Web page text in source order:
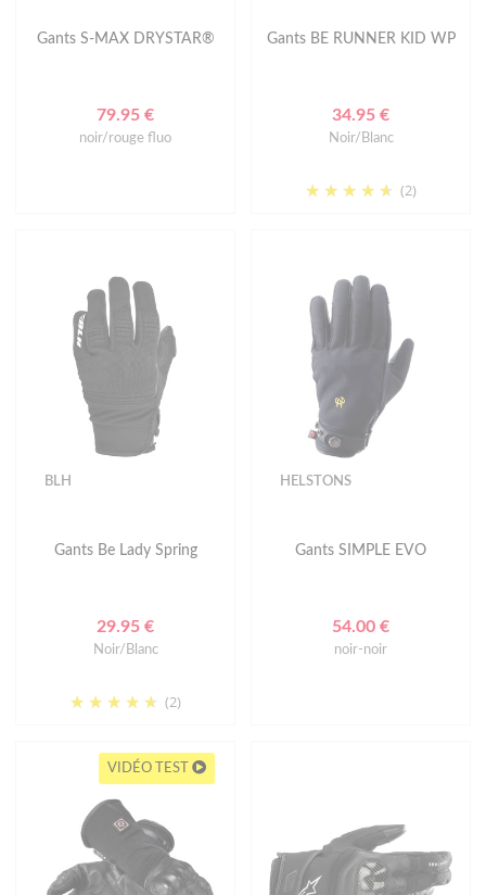
Gants S-MAX DRYSTAR®
79.95 €
noir/rouge fluo
Gants BE RUNNER KID WP
34.95 €
Noir/Blanc
(2)
BLH
Gants Be Lady Spring
29.95 €
Noir/Blanc
(2)
HELSTONS
Gants SIMPLE EVO
54.00 €
noir-noir
VIDÉO TEST